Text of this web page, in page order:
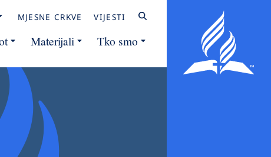
MJESNE CRKVE VIJESTI
Materijali Tko smo